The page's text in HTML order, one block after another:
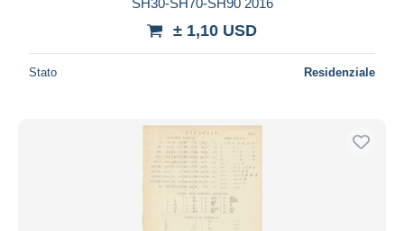
± 1,10 USD
Stato Residenziale